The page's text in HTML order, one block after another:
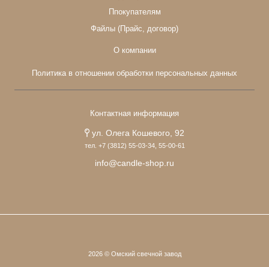
Ппокупателям
Файлы (Прайс, договор)
О компании
Политика в отношении обработки персональных данных
Контактная информация
ул. Олега Кошевого, 92
тел. +7 (3812) 55-03-34, 55-00-61
info@candle-shop.ru
2026 © Омский свечной завод